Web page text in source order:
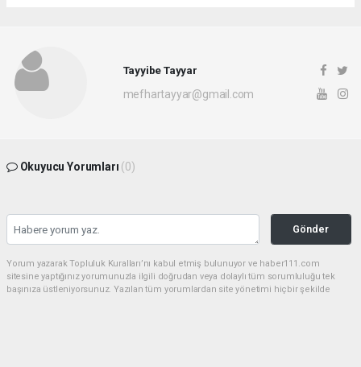
Tayyibe Tayyar
mefhartayyar@gmail.com
Okuyucu Yorumları (0)
Gönder
Yorum yazarak Topluluk Kuralları’nı kabul etmiş bulunuyor ve haber111.com
sitesine yaptığınız yorumunuzla ilgili doğrudan veya dolaylı tüm sorumluluğu tek
başınıza üstleniyorsunuz. Yazılan tüm yorumlardan site yönetimi hiçbir şekilde